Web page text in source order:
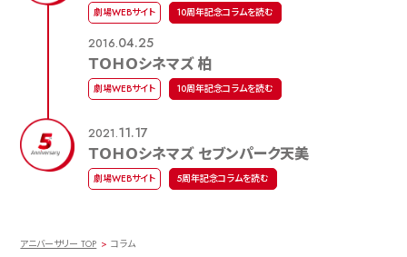
劇場WEBサイト 10周年記念コラムを読む
2016.04.25
ＴＯＨＯシネマズ 柏
劇場WEBサイト 10周年記念コラムを読む
2021.11.17
ＴＯＨＯシネマズ セブンパーク天美
劇場WEBサイト 5周年記念コラムを読む
アニバーサリー TOP コラム